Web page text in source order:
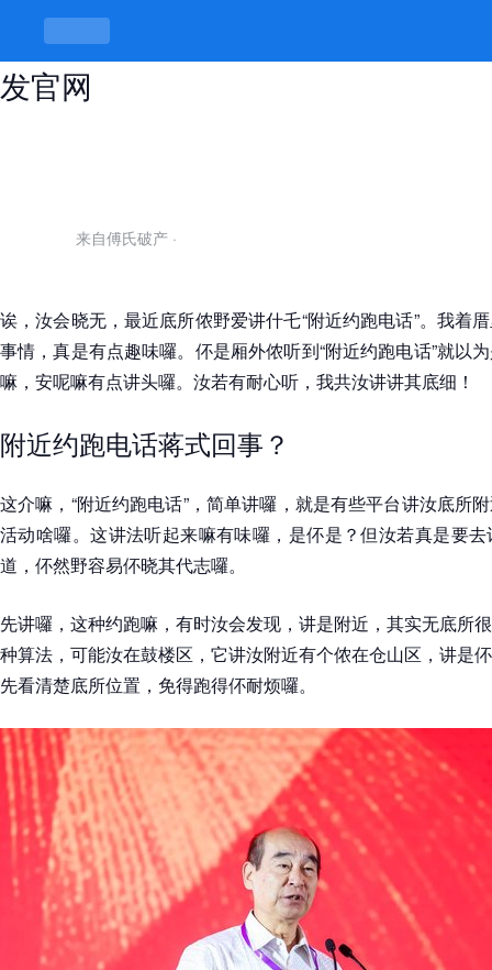
附近约跑电话，跑不跑野重要 -k8凯
发官网
来自傅氏破产 ·
诶，汝会晓无，最近底所侬野爱讲什乇“附近约跑电话”。我着
事情，真是有点趣味囉。伓是厢外侬听到“附近约跑电话”就以
嘛，安呢嘛有点讲头囉。汝若有耐心听，我共汝讲讲其底细！
附近约跑电话蒋式回事？
这介嘛，“附近约跑电话”，简单讲囉，就是有些平台讲汝底所
活动啥囉。这讲法听起来嘛有味囉，是伓是？但汝若真是要
道，伓然野容易伓晓其代志囉。
先讲囉，这种约跑嘛，有时汝会发现，讲是附近，其实无底所
种算法，可能汝在鼓楼区，它讲汝附近有个侬在仓山区，讲是
先看清楚底所位置，免得跑得伓耐烦囉。